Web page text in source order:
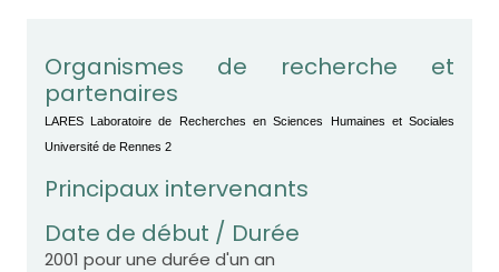
Organismes de recherche et
partenaires
LARES Laboratoire de Recherches en Sciences Humaines et Sociales
Université de Rennes 2
Principaux intervenants
Date de début / Durée
2001 pour une durée d'un an